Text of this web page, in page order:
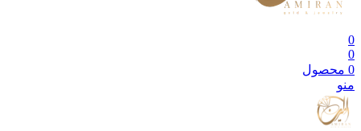
0
0
0 محصول
منو